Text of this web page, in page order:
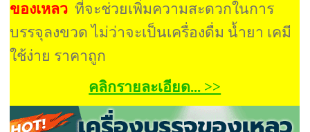
ของเหลว ที่จะช่วยเพิ่มความสะดวกในการ
บรรจุลงขวด ไม่ว่าจะเป็นเครื่องดื่ม น้ำยา เคมี
ใช้ง่าย ราคาถูก
คลิกรายละเอียด... >>